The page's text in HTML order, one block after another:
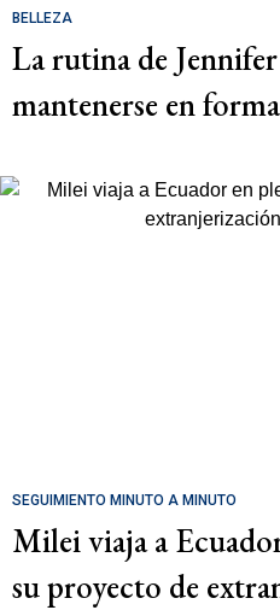
BELLEZA
La rutina de
mantenerse en forma
SEGUIMIENTO MINUTO A MINUTO
Milei viaja a
su proyecto de